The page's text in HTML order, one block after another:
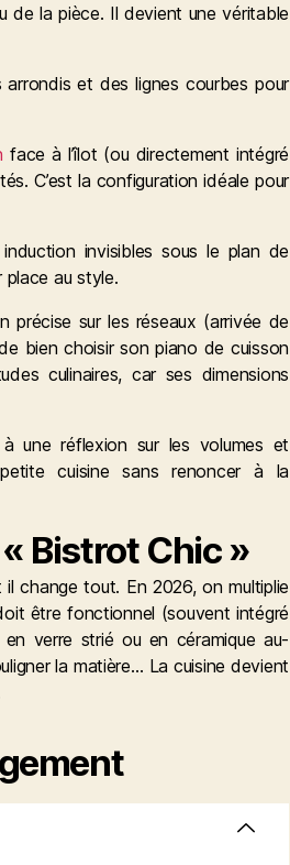
de la pièce. Il devient une véritable
et des lignes courbes pour
face à l’îlot (ou directement intégré
C’est la configuration idéale pour
invisibles sous le plan de
au style.
précise sur les réseaux (arrivée de
bien choisir son piano de cuisson
culinaires, car ses dimensions
une réflexion sur les volumes et
cuisine sans renoncer à la
Bistrot Chic »
change tout. En 2026, on multiplie
être fonctionnel (souvent intégré
verre strié ou en céramique au-
la matière… La cuisine devient